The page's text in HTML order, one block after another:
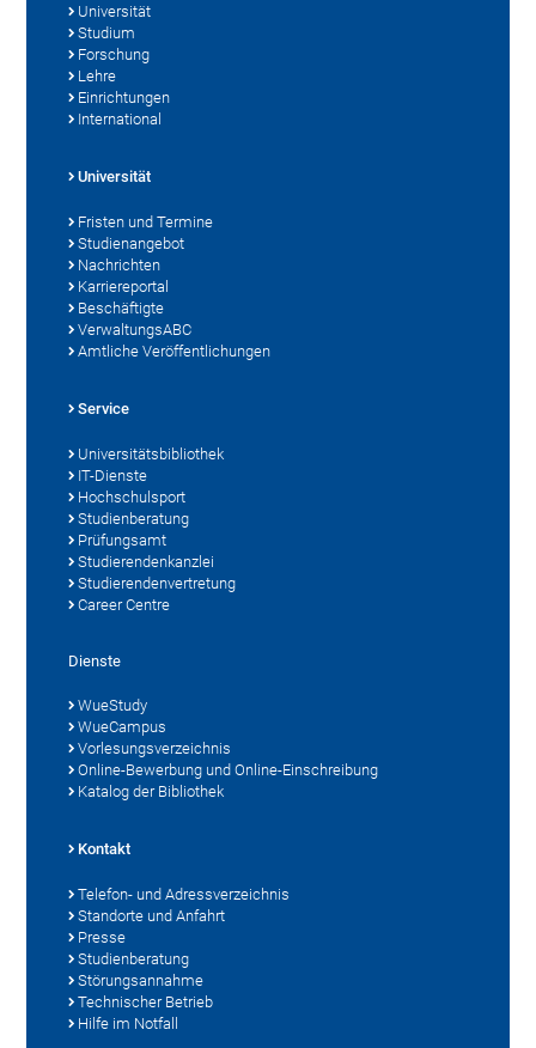
Universität
Studium
Forschung
Lehre
Einrichtungen
International
Universität
Fristen und Termine
Studienangebot
Nachrichten
Karriereportal
Beschäftigte
VerwaltungsABC
Amtliche Veröffentlichungen
Service
Universitätsbibliothek
IT-Dienste
Hochschulsport
Studienberatung
Prüfungsamt
Studierendenkanzlei
Studierendenvertretung
Career Centre
Dienste
WueStudy
WueCampus
Vorlesungsverzeichnis
Online-Bewerbung und Online-Einschreibung
Katalog der Bibliothek
Kontakt
Telefon- und Adressverzeichnis
Standorte und Anfahrt
Presse
Studienberatung
Störungsannahme
Technischer Betrieb
Hilfe im Notfall